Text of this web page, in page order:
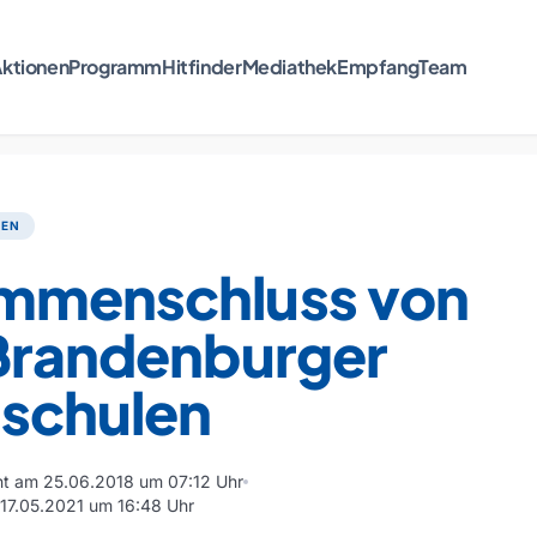
ProgrammHitfinderMediathekEmpfangTeam
von
am 25.06.2018 um 07:12 Uhr
um 16:48 Uhr